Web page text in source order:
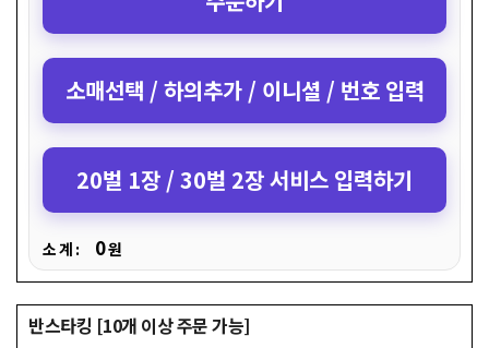
소매선택 / 하의추가 / 이니셜 / 번호 입력
20벌 1장 / 30벌 2장 서비스 입력하기
소 계 : 0원
반스타킹 [10개 이상 주문 가능]